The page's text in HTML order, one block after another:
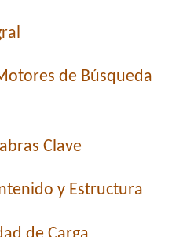
de Búsqueda
Clave
y Estructura